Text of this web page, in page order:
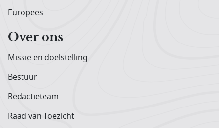
Europees
Over ons
Missie en doelstelling
Bestuur
Redactieteam
Raad van Toezicht